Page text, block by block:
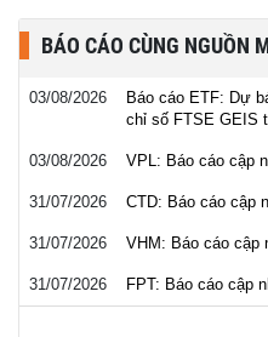
BÁO CÁO CÙNG NGUỒN
03/08/2026
Báo cáo ETF: Dự
chỉ số FTSE GEIS
03/08/2026 VPL: Báo cáo cập
31/07/2026 CTD: Báo cáo cập
31/07/2026 VHM: Báo cáo cập
31/07/2026 FPT: Báo cáo cập